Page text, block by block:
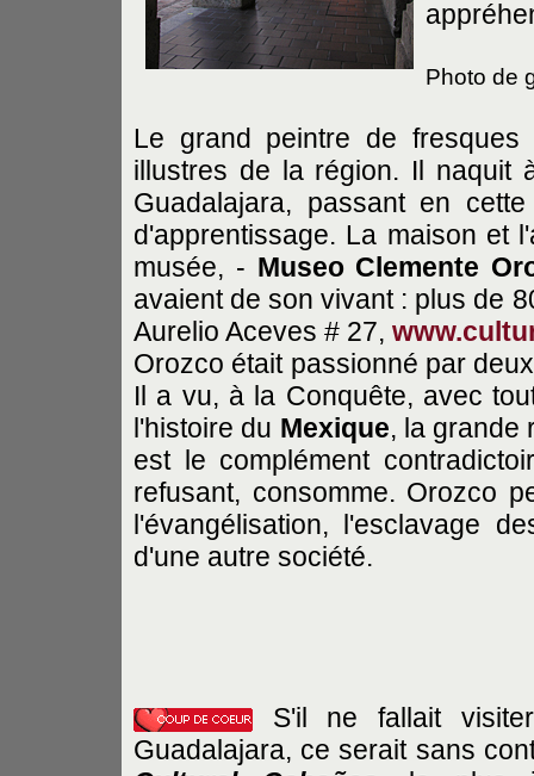
Photo de
Le grand peintre de
illustres de la région. Il naquit
Guadalajara, passant en
d'apprentissage. La maison et
musée, - Museo Clemente
avaient de son vivant : plus de
Aurelio Aceves # 27,
Orozco était passionné par
Il a vu, à la Conquête, avec
l'histoire du Mexique, la grande
est le complément
refusant, consomme. Orozco
l'évangélisation, l'esclavage
d'une autre société.
S'il ne fallait
Guadalajara, ce serait sans